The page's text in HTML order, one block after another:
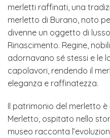
merletti raffinati, una
merletto di Burano, noto
divenne un oggetto di
Rinascimento. Regine,
adornavano sé stessi e le
capolavori, rendendo il
eleganza e raffinatezza.
Il patrimonio del merletto
Merletto, ospitato nello
museo racconta